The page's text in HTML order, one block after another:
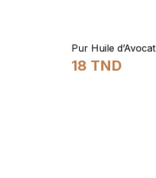
Pur Huile d’Avocat
18 TND